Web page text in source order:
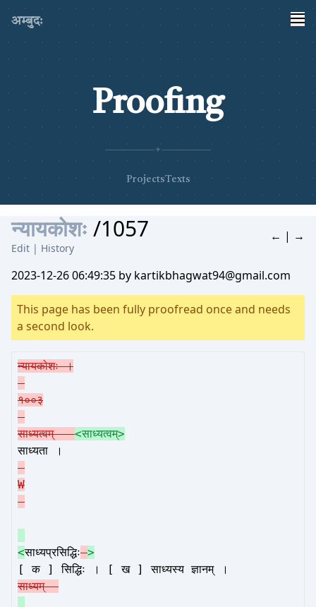
अम्बुदः
Proofing
✦
ProjectsTexts
न्यायकोशः /1057
Edit | History
← | →
2023-12-26 06:49:35 by kartikbhagwat94@gmail.com
This page has been fully proofread once and needs
a second look.
न्यायकोशः ।
१००३
साध्यत्वम् -<साध्यत्वम्>
साध्यता ।
W
<साध्यप्रसिद्धिः–>
[ क ] सिद्धिः । [ ख ] साध्यस्य ज्ञानम् ।
साध्यम् -